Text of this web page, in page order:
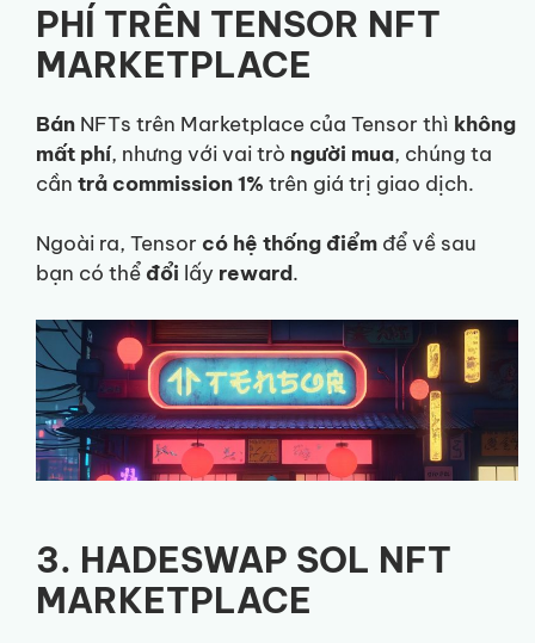
PHÍ TRÊN TENSOR NFT
MARKETPLACE
Bán NFTs trên Marketplace của Tensor thì không
mất phí, nhưng với vai trò người mua, chúng ta
cần trả commission 1% trên giá trị giao dịch.
Ngoài ra, Tensor có hệ thống điểm để về sau
bạn có thể đổi lấy reward.
3. HADESWAP SOL NFT
MARKETPLACE